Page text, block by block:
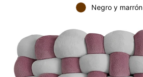
Negro y marrón